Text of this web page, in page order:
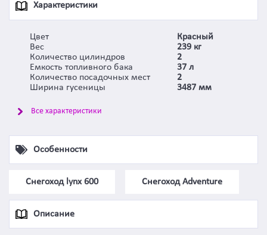
Характеристики
Цвет
Красный
Вес
239 кг
Количество цилиндров
2
Емкость топливного бака
37 л
Количество посадочных мест
2
Ширина гусеницы
3487 мм
Все характеристики
Особенности
Снегоход lynx 600 Cнегоход Adventure
Описание